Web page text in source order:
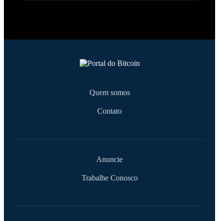
Quem somos
Contato
Anuncie
Trabalhe Conosco